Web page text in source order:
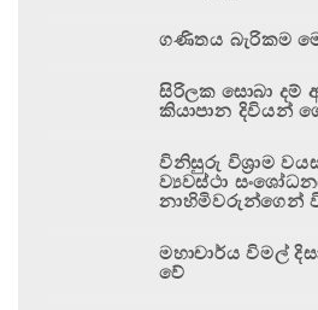
ගණිතය බැරිකම
සිරිලක සොබා දම්
කියාපාන දිවියන්
විනිසුරු විශ්‍රාම
ව්‍යවස්ථා
නාහිමිවරුන්ගෙන්
මහාචාර්ය විමල්
වේ